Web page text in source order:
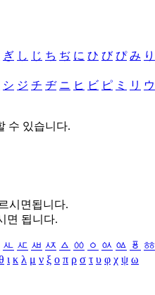
ぎ し じ ち ぢ に ひ び ぴ み り
シ ジ チ ヂ ニ ヒ ビ ピ ミ リ ウ
수 있습니다.
시면됩니다.
면 됩니다.
ㅻ ㅼ ㅽ ㅾ ㅿ ㆀ ㆁ ㆂ ㆃ ㆄ ㆅ
ι κ λ μ ν ξ ο π ρ σ τ υ φ χ ψ ω